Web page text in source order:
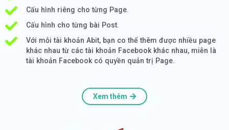
Cấu hình riêng cho từng Page.
Cấu hình cho từng bài Post.
Với mỗi tài khoản Abit, bạn co thể thêm được nhiều page
khác nhau từ các tài khoản Facebook khác nhau, miễn là
tài khoản Facebook có quyền quản trị Page.
Xem thêm